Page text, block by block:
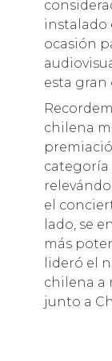
instalado
ocasión
esta gran
chilena
categoría
el
lado, se
más
lideró el
chilena a
junto a